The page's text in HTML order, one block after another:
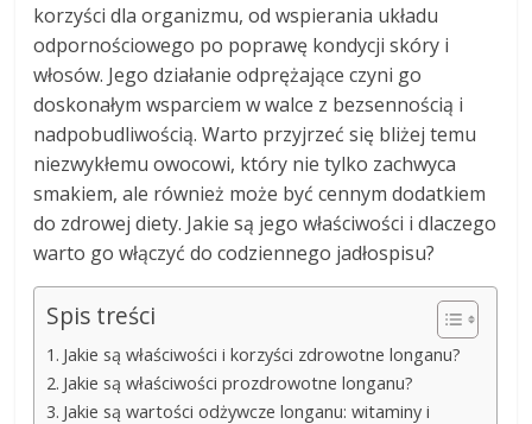
korzyści dla organizmu, od wspierania układu
odpornościowego po poprawę kondycji skóry i
włosów. Jego działanie odprężające czyni go
doskonałym wsparciem w walce z bezsennością i
nadpobudliwością. Warto przyjrzeć się bliżej temu
niezwykłemu owocowi, który nie tylko zachwyca
smakiem, ale również może być cennym dodatkiem
do zdrowej diety. Jakie są jego właściwości i dlaczego
warto go włączyć do codziennego jadłospisu?
Spis treści
Jakie są właściwości i korzyści zdrowotne longanu?
Jakie są właściwości prozdrowotne longanu?
Jakie są wartości odżywcze longanu: witaminy i